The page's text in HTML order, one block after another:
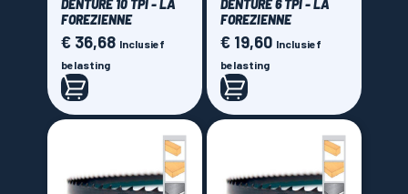
DENTURE 10 TPI - LA
FOREZIENNE
Prijs
€ 36,68 Inclusief
belasting
DENTURE 6 TPI - LA
FOREZIENNE
Prijs
€ 19,60 Inclusief
belasting